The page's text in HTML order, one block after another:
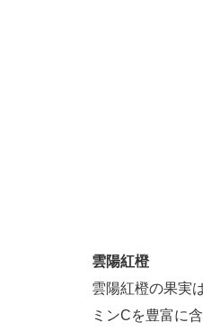
雲陽紅橙
雲陽紅橙の果実
ミンCを豊富に